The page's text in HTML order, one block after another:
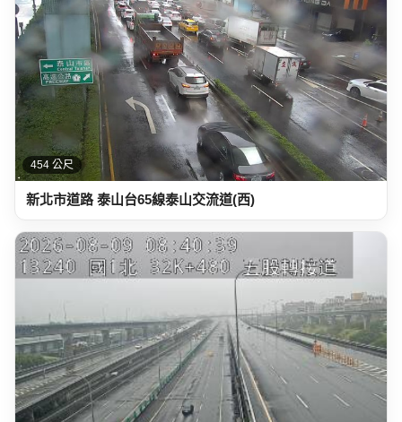
454 公尺
新北市道路 泰山台65線泰山交流道(西)